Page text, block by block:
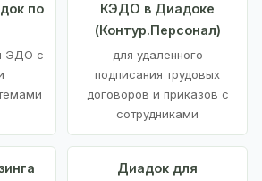
по
ЭДО с
КЭДО в Диадоке
(Контур.Персонал)
для удаленного
подписания трудовых
договоров и приказов с
сотрудниками
Диадок для